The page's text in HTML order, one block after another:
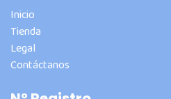
Inicio
Tienda
Legal
Contáctanos